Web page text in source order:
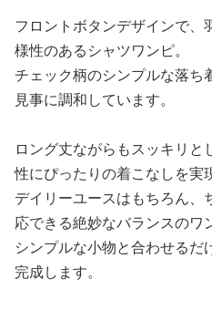
フロントボタンデザインで、
様性のあるシャツワンピ。
チェック柄のシンプルな落ち
見事に調和しています。
ロング丈ながらもスッキリ
性にぴったりの着こなしを実
デイリーユースはもちろん
応できる絶妙なバランスのワ
シンプルな小物と合わせる
完成します。